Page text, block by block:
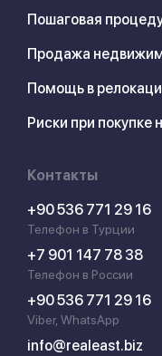
Пошаговая
Продажа
Помощь в
Риски при
Контакты
+90 536 771 29 16
Телефон в Турции
+7 901 147 78 38
Телефон в России
+90 536 771 29 16
Viber, WhatsApp
info@realeast.biz